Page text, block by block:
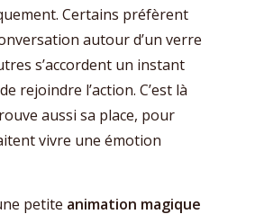
Certains préfèrent
autour d’un verre
s’accordent un instant
rejoindre l’action. C’est là
aussi sa place, pour
vivre une émotion
petite animation magique